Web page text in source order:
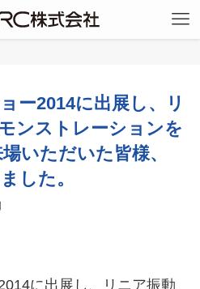
ー2014に出展し、リ
ンストレーションを
いただいた皆様、
した。
に出展し、リニア振動